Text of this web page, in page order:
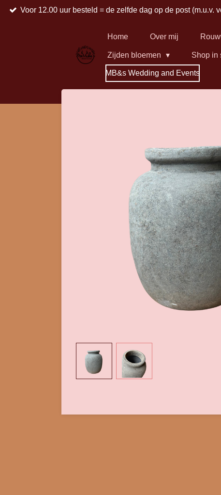
Ga
Voor 12.00 uur besteld = de zelfde dag op de post (m.u.v.
Home Over mij
Zijden bloemen Shop in
MB&s Wedding and Events